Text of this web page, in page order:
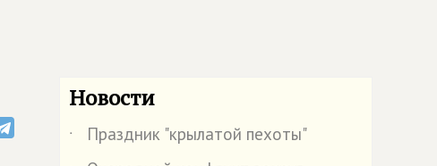
Новости
˙
Праздник "крылатой пехоты"